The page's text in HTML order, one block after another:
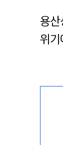
용
위기